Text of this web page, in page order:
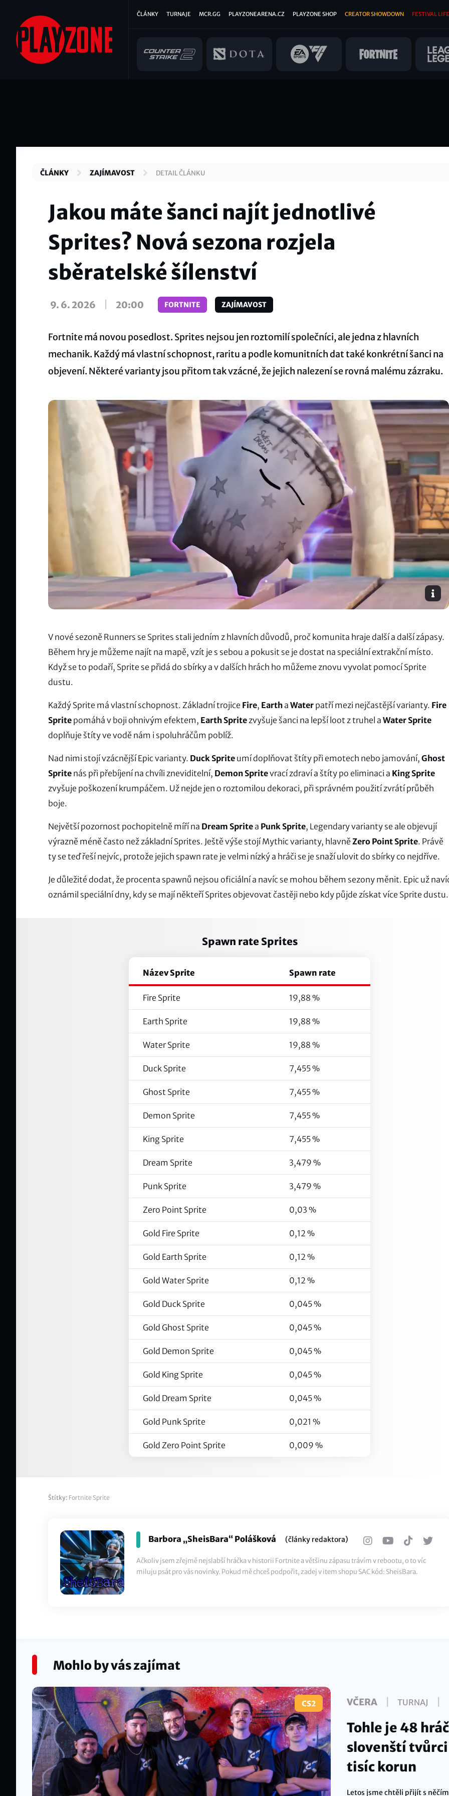
hlavnímu
obsahu
Hlavní
ČLÁNKY TURNAJE MCR.GG PLAYZONEARENA.CZ PLAYZONE SHOP CREATOR SHOWDOWN FESTIVAL
ČLÁNKY ZAJÍMAVOST DETAIL ČLÁNKU
Jakou máte šanci najít jednotlivé
Sprites? Nová sezona rozjela
sběratelské šílenství
9. 6. 2026 20:00 FORTNITE ZAJÍMAVOST
Fortnite má novou posedlost. Sprites nejsou jen roztomilí společníci, ale jedna z hlavních
mechanik. Každý má vlastní schopnost, raritu a podle komunitních dat také konkrétní šanci na
objevení. Některé varianty jsou přitom tak vzácné, že jejich nalezení se rovná malému zázraku.
V nové sezoně Runners se Sprites stali jedním z hlavních důvodů, proč komunita hraje další a další zápasy.
Během hry je můžeme najít na mapě, vzít je s sebou a pokusit se je dostat na speciální extrakční místo.
Když se to podaří, Sprite se přidá do sbírky a v dalších hrách ho můžeme znovu vyvolat pomocí Sprite
dustu.
Každý Sprite má vlastní schopnost. Základní trojice Fire, Eartha Water patří mezi nejčastější varianty. Fire
Sprite pomáhá v boji ohnivým efektem, Earth Sprite zvyšuje šanci na lepší loot z truhel a Water Sprite
doplňuje štíty ve vodě nám i spoluhráčům poblíž.
Nad nimi stojí vzácnější Epic varianty. Duck Sprite umí doplňovat štíty při emotech nebo jamování, Ghost
Sprite nás při přebíjení na chvíli zneviditelní, Demon Spritevrací zdraví a štíty po eliminaci a King Sprite
zvyšuje poškození krumpáčem. Už nejde jen o roztomilou dekoraci, při správném použití zvrátí průběh
boje.
Největší pozornost pochopitelně míří na Dream Spritea Punk Sprite, Legendary varianty se ale objevují
výrazně méně často než základní Sprites. Ještě výše stojí Mythic varianty, hlavně Zero Point Sprite. Právě
ty se teď řeší nejvíc, protože jejich spawn rate je velmi nízký a hráči se je snaží ulovit do sbírky co nejdříve.
Je důležité dodat, že procenta spawnů nejsou oficiální a navíc se mohou během sezony měnit. Epic už
oznámil speciální dny, kdy se mají někteří Sprites objevovat častěji nebo kdy půjde získat více Sprite dustu.
Spawn rate Sprites
Název Sprite Spawn rate
Fire Sprite 19,88 %
Earth Sprite 19,88 %
Water Sprite 19,88 %
Duck Sprite 7,455 %
Ghost Sprite 7,455 %
Demon Sprite 7,455 %
King Sprite 7,455 %
Dream Sprite 3,479 %
Punk Sprite 3,479 %
Zero Point Sprite 0,03 %
Gold Fire Sprite 0,12 %
Gold Earth Sprite 0,12 %
Gold Water Sprite 0,12 %
Gold Duck Sprite 0,045 %
Gold Ghost Sprite 0,045 %
Gold Demon Sprite 0,045 %
Gold King Sprite 0,045 %
Gold Dream Sprite 0,045 %
Gold Punk Sprite 0,021 %
Gold Zero Point Sprite 0,009 %
Štítky: Fortnite Sprite
Barbora „SheisBara“ Polášková (články redaktora)
Ačkoliv jsem zřejmě nejslabší hráčka v historii Fortnite a většinu zápasu trávím v rebootu, o to víc
miluju psát pro vás novinky. Pokud mě chceš podpořit, zadej v item shopu SAC kód: SheisBara.
Mohlo by vás zajímat
CS2 VČERA TURNAJ
Tohle je 48
slovenští
tisíc korun
Letos jsme chtěli přijít s